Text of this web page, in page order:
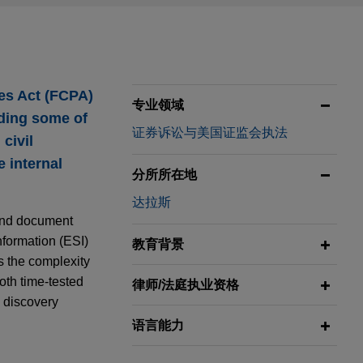
Act (FCPA)
some of
internal
document
(ESI)
the complexity
time-tested
专业领域
证券诉讼与美国证监会执法
分所所在地
达拉斯
教育背景
律师/法庭执业资格
语言能力